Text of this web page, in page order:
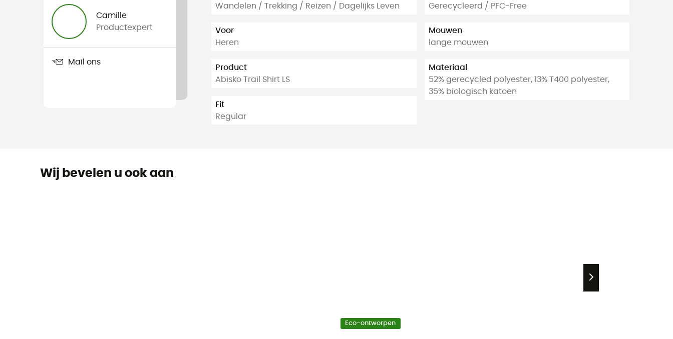
Camille
Productexpert
Mail ons
Wandelen / Trekking / Reizen / Dagelijks Leven
Voor
Heren
Product
Abisko Trail Shirt LS
Fit
Regular
Gerecycleerd / PFC-Free
Mouwen
lange mouwen
Materiaal
52% gerecycled polyester, 13% T400 polyester,
35% biologisch katoen
Wij bevelen u ook aan
Eco-ontworpen